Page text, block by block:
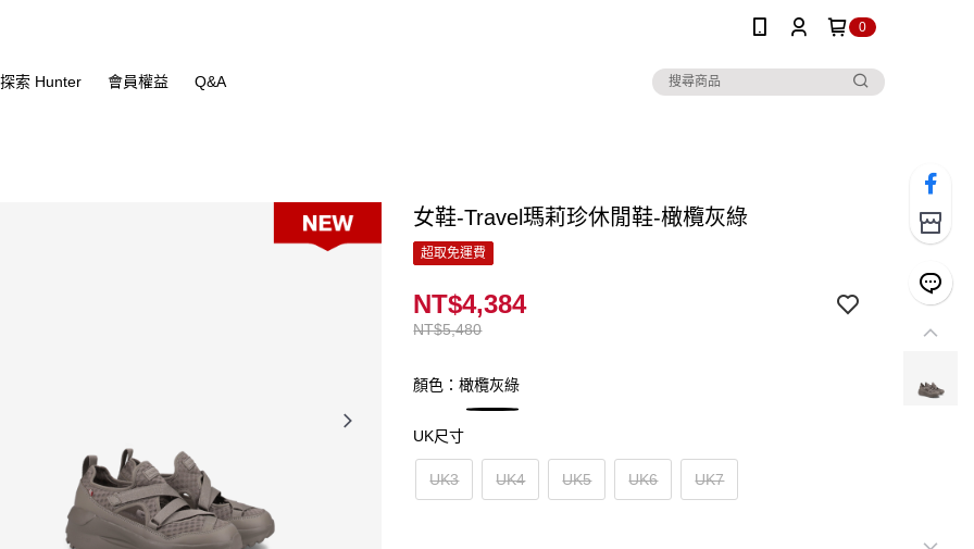
0
探索 Hunter 會員權益 Q&A
女鞋-Travel瑪莉珍休閒鞋-橄欖灰綠
超取免運費
NT$5,480
NT$4,384
顏色：橄欖灰綠
UK尺寸
UK3 UK4 UK5 UK6 UK7